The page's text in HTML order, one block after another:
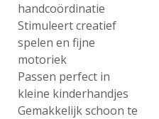
handcoördinatie
Stimuleert creatief
spelen en fijne
motoriek
Passen perfect in
kleine kinderhandjes
Gemakkelijk schoon te